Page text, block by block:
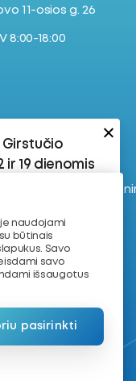
11-osios g. 26
V 8:00-18:00
į plaukimo
naudojami
būtinais
Savo
savo
išsaugotus
pasirinkti
Girstučio
ir 19 dienomis
| 4–8 lygis
su
| Dailusis
| 1–3